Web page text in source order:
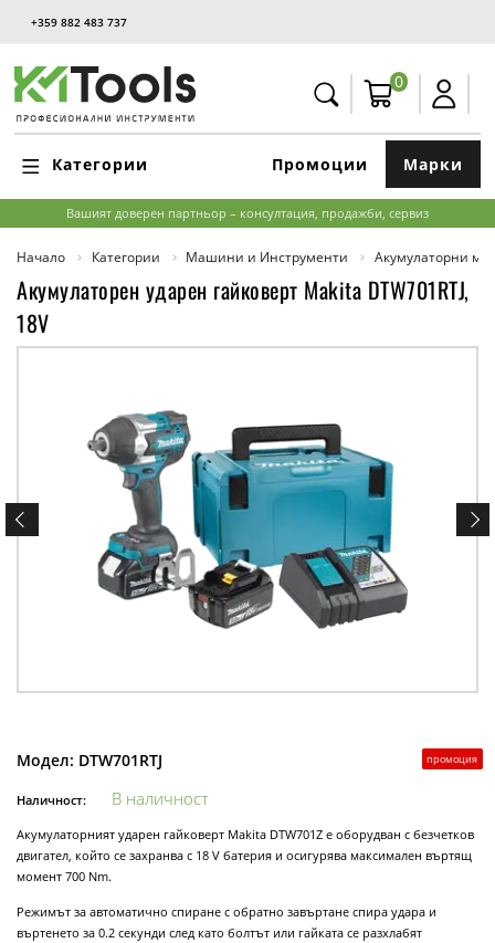
+359 882 483 737
0
Категории Марки
Промоции
Вашият доверен партньор – консултация, продажби, сервиз
Начало Категории Машини и Инструменти Акумулаторни
Акумулаторен ударен гайковерт Makita DTW701RTJ,
18V
промоция
Модел: DTW701RTJ
Наличност: В наличност
Акумулаторният ударен гайковерт Makita DTW701Z е оборудван с безчетков
двигател, който се захранва с 18 V батерия и осигурява максимален въртящ
момент 700 Nm.
Режимът за автоматично спиране с обратно завъртане спира удара и
въртенето за 0.2 секунди след като болтът или гайката се разхлабят